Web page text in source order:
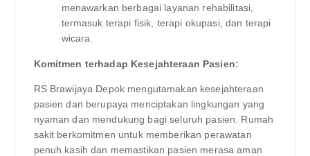
menawarkan berbagai layanan rehabilitasi,
termasuk terapi fisik, terapi okupasi, dan terapi
wicara.
Komitmen terhadap Kesejahteraan Pasien:
RS Brawijaya Depok mengutamakan kesejahteraan
pasien dan berupaya menciptakan lingkungan yang
nyaman dan mendukung bagi seluruh pasien. Rumah
sakit berkomitmen untuk memberikan perawatan
penuh kasih dan memastikan pasien merasa aman